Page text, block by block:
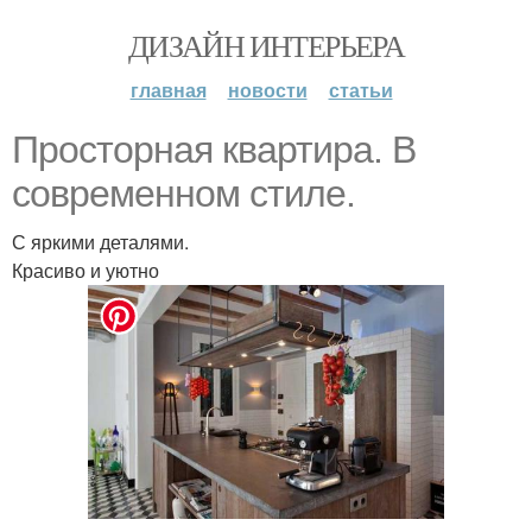
ДИЗАЙН ИНТЕРЬЕРА
главная новости статьи
Просторная квартира. В
современном стиле.
С яркими деталями.
Красиво и уютно